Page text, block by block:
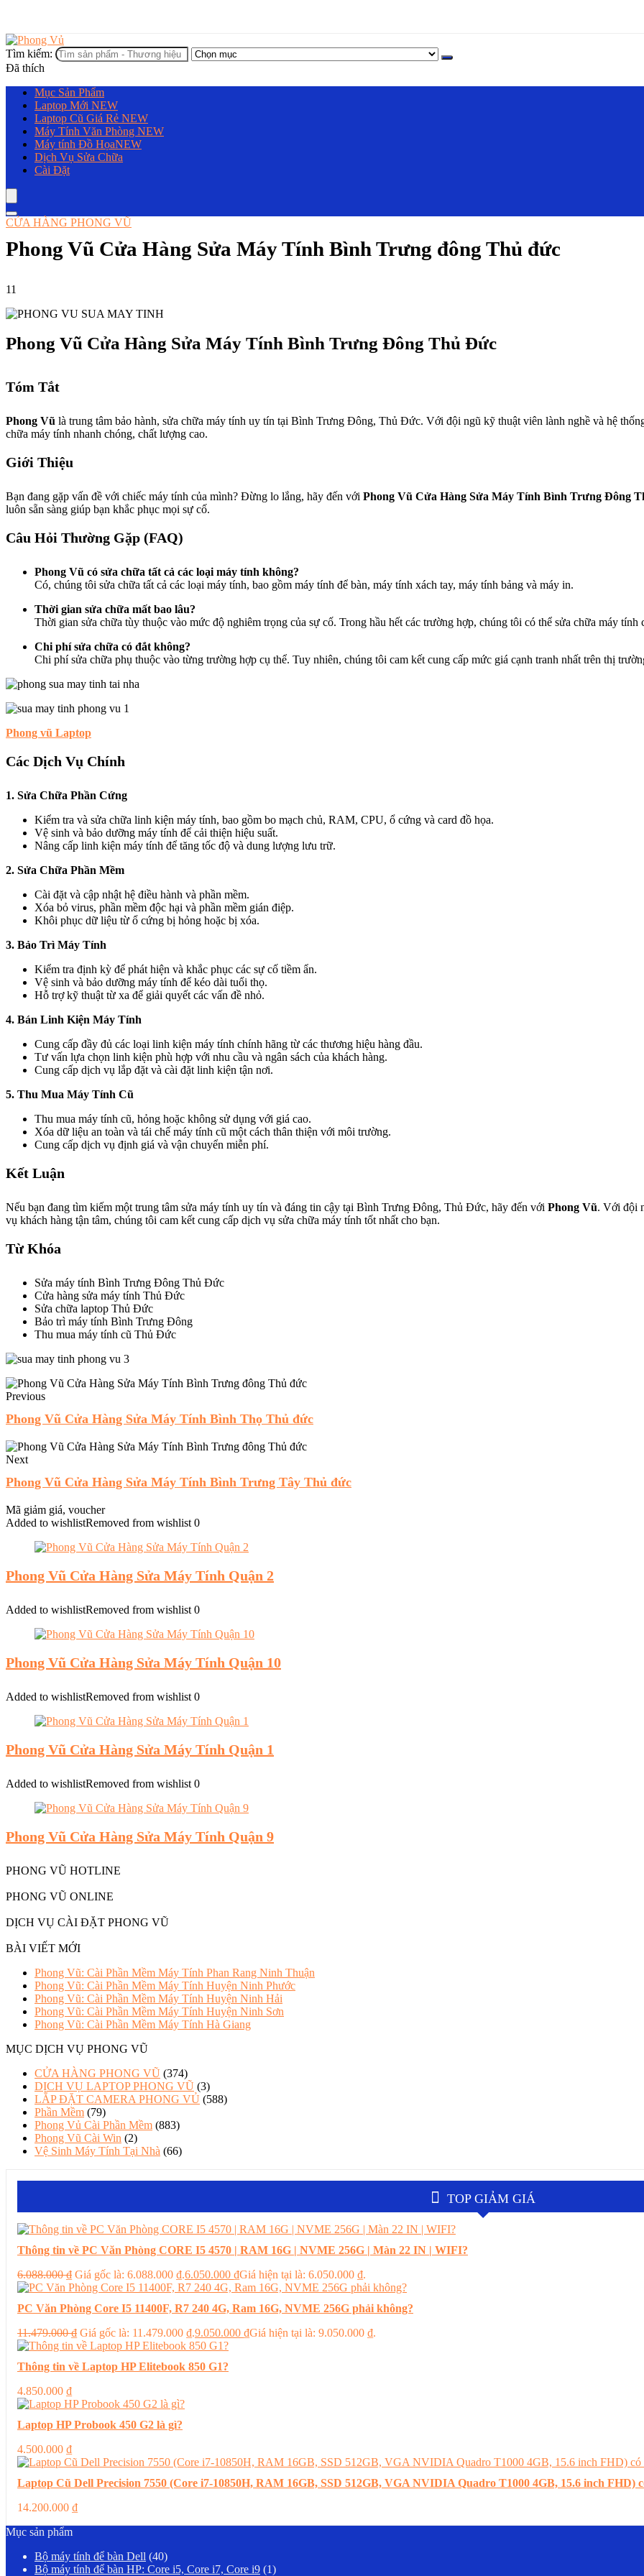
Tìm kiếm:
Đã thích
Mục Sản Phẩm
Laptop Mới NEW
Laptop Cũ Giá Rẻ NEW
Máy Tính Văn Phòng NEW
Máy tính Đồ HọaNEW
Dịch Vụ Sửa Chữa
Cài Đặt
CỬA HÀNG PHONG VŨ
Phong Vũ Cửa Hàng Sửa Máy Tính Bình Trưng đông Thủ đức
11
Phong Vũ Cửa Hàng Sửa Máy Tính Bình Trưng Đông Thủ Đức
Tóm Tắt
Phong Vũ là trung tâm bảo hành, sửa chữa máy tính uy tín tại Bình Trưng Đông, Thủ Đức. Với đội ngũ kỹ thuật viên lành nghề và hệ
chữa máy tính nhanh chóng, chất lượng cao.
Giới Thiệu
Bạn đang gặp vấn đề với chiếc máy tính của mình? Đừng lo lắng, hãy đến với Phong Vũ Cửa Hàng Sửa Máy Tính Bình Trưng Đông
luôn sẵn sàng giúp bạn khắc phục mọi sự cố.
Câu Hỏi Thường Gặp (FAQ)
Phong Vũ có sửa chữa tất cả các loại máy tính không?
Có, chúng tôi sửa chữa tất cả các loại máy tính, bao gồm máy tính để bàn, máy tính xách tay, máy tính bảng và máy in.
Thời gian sửa chữa mất bao lâu?
Thời gian sửa chữa tùy thuộc vào mức độ nghiêm trọng của sự cố. Trong hầu hết các trường hợp, chúng tôi có thể sửa chữa máy tính
Chi phí sửa chữa có đắt không?
Chi phí sửa chữa phụ thuộc vào từng trường hợp cụ thể. Tuy nhiên, chúng tôi cam kết cung cấp mức giá cạnh tranh nhất trên thị
Phong vũ Laptop
Các Dịch Vụ Chính
1. Sửa Chữa Phần Cứng
Kiểm tra và sửa chữa linh kiện máy tính, bao gồm bo mạch chủ, RAM, CPU, ổ cứng và card đồ họa.
Vệ sinh và bảo dưỡng máy tính để cải thiện hiệu suất.
Nâng cấp linh kiện máy tính để tăng tốc độ và dung lượng lưu trữ.
2. Sửa Chữa Phần Mềm
Cài đặt và cập nhật hệ điều hành và phần mềm.
Xóa bỏ virus, phần mềm độc hại và phần mềm gián điệp.
Khôi phục dữ liệu từ ổ cứng bị hỏng hoặc bị xóa.
3. Bảo Trì Máy Tính
Kiểm tra định kỳ để phát hiện và khắc phục các sự cố tiềm ẩn.
Vệ sinh và bảo dưỡng máy tính để kéo dài tuổi thọ.
Hỗ trợ kỹ thuật từ xa để giải quyết các vấn đề nhỏ.
4. Bán Linh Kiện Máy Tính
Cung cấp đầy đủ các loại linh kiện máy tính chính hãng từ các thương hiệu hàng đầu.
Tư vấn lựa chọn linh kiện phù hợp với nhu cầu và ngân sách của khách hàng.
Cung cấp dịch vụ lắp đặt và cài đặt linh kiện tận nơi.
5. Thu Mua Máy Tính Cũ
Thu mua máy tính cũ, hỏng hoặc không sử dụng với giá cao.
Xóa dữ liệu an toàn và tái chế máy tính cũ một cách thân thiện với môi trường.
Cung cấp dịch vụ định giá và vận chuyển miễn phí.
Kết Luận
Nếu bạn đang tìm kiếm một trung tâm sửa máy tính uy tín và đáng tin cậy tại Bình Trưng Đông, Thủ Đức, hãy đến với Phong Vũ. Với đội
vụ khách hàng tận tâm, chúng tôi cam kết cung cấp dịch vụ sửa chữa máy tính tốt nhất cho bạn.
Từ Khóa
Sửa máy tính Bình Trưng Đông Thủ Đức
Cửa hàng sửa máy tính Thủ Đức
Sửa chữa laptop Thủ Đức
Bảo trì máy tính Bình Trưng Đông
Thu mua máy tính cũ Thủ Đức
Previous
Phong Vũ Cửa Hàng Sửa Máy Tính Bình Thọ Thủ đức
Next
Phong Vũ Cửa Hàng Sửa Máy Tính Bình Trưng Tây Thủ đức
Mã giảm giá, voucher
Added to wishlistRemoved from wishlist 0
Phong Vũ Cửa Hàng Sửa Máy Tính Quận 2
Added to wishlistRemoved from wishlist 0
Phong Vũ Cửa Hàng Sửa Máy Tính Quận 10
Added to wishlistRemoved from wishlist 0
Phong Vũ Cửa Hàng Sửa Máy Tính Quận 1
Added to wishlistRemoved from wishlist 0
Phong Vũ Cửa Hàng Sửa Máy Tính Quận 9
PHONG VŨ HOTLINE
PHONG VŨ ONLINE
DỊCH VỤ CÀI ĐẶT PHONG VŨ
BÀI VIẾT MỚI
Phong Vũ: Cài Phần Mềm Máy Tính Phan Rang Ninh Thuận
Phong Vũ: Cài Phần Mềm Máy Tính Huyện Ninh Phước
Phong Vũ: Cài Phần Mềm Máy Tính Huyện Ninh Hải
Phong Vũ: Cài Phần Mềm Máy Tính Huyện Ninh Sơn
Phong Vũ: Cài Phần Mềm Máy Tính Hà Giang
MỤC DỊCH VỤ PHONG VŨ
CỬA HÀNG PHONG VŨ (374)
DỊCH VỤ LAPTOP PHONG VŨ (3)
LẮP ĐẶT CAMERA PHONG VỦ (588)
Phần Mềm (79)
Phong Vủ Cài Phần Mềm (883)
Phong Vũ Cài Win (2)
Vệ Sinh Máy Tính Tại Nhà (66)
TOP GIẢM GIÁ
Thông tin về PC Văn Phòng CORE I5 4570 | RAM 16G | NVME 256G | Màn 22 IN | WIFI?
6.088.000₫ Giá gốc là: 6.088.000 ₫.6.050.000 ₫Giá hiện tại là: 6.050.000 ₫.
PC Văn Phòng Core I5 11400F, R7 240 4G, Ram 16G, NVME 256G phải không?
11.479.000₫ Giá gốc là: 11.479.000 ₫.9.050.000 ₫Giá hiện tại là: 9.050.000 ₫.
Thông tin về Laptop HP Elitebook 850 G1?
4.850.000 ₫
Laptop HP Probook 450 G2 là gì?
4.500.000 ₫
Laptop Cũ Dell Precision 7550 (Core i7-10850H, RAM 16GB, SSD 512GB, VGA NVIDIA Quadro T1000 4GB, 15.6 inch FHD)
14.200.000 ₫
Mục sản phẩm
Bộ máy tính để bàn Dell (40)
Bộ máy tính để bàn HP: Core i5, Core i7, Core i9 (1)